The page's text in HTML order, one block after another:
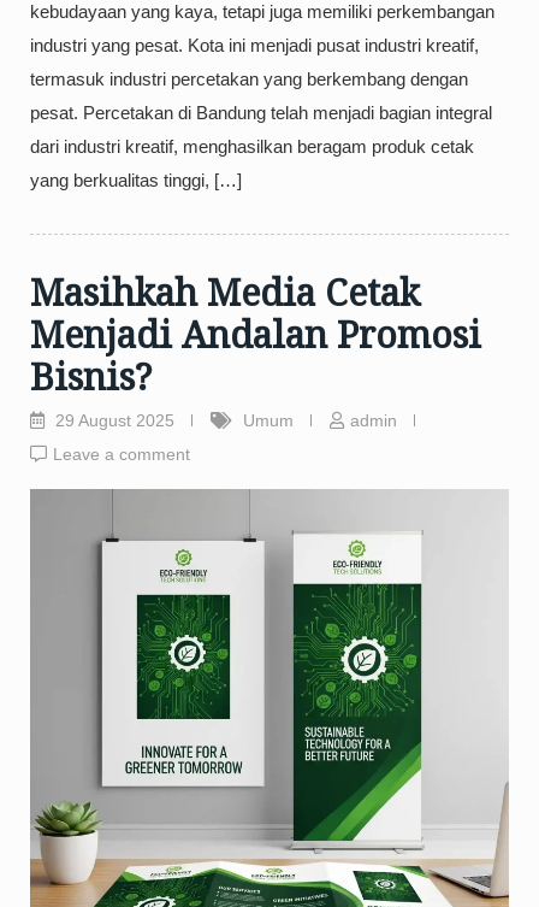
kebudayaan yang kaya, tetapi juga memiliki perkembangan
industri yang pesat. Kota ini menjadi pusat industri kreatif,
termasuk industri percetakan yang berkembang dengan
pesat. Percetakan di Bandung telah menjadi bagian integral
dari industri kreatif, menghasilkan beragam produk cetak
yang berkualitas tinggi, […]
Masihkah Media Cetak
Menjadi Andalan Promosi
Bisnis?
29 August 2025 Umum
admin
Leave a comment